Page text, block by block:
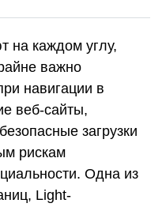
на каждом углу,
важно
навигации в
веб-сайты,
загрузки
рискам
Одна из
Light-